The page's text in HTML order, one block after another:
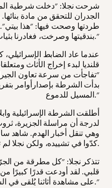
شرحت نجلا: "دخلت شرطية
الجدران للتحقق من مادة
طردتها وصحت فيها: "هذا
بندقيتها وصرخت، فغادرنا بثياب نومنا دون أخذ أي شيء معنا."
عندما عاد الضابط
قلنديا لبدء إخراج الأثاث
"تفاجأت من سرعة تعاون
بدأت الشرطة بإصدارأوامر
المسيل للدموع."
أطلقت الشرطة الإسرائيلية
لدرجة أن مراسلة الجزيرة،
وهي تنقل أخبار الهدم. شاهد
كدّوا في تشييده، ولكن نجلا لم تقوَ على بشاعة هذا المشهد.
تتذكر نجلا: "كل مطرقة من
قلبي. لقد أودعت قدرًا كبيرًا
على مشاهدة أثاثنا يُلقى في الشارع."